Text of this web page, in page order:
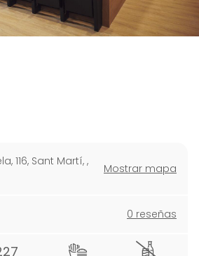
116, Sant Martí, ,
Mostrar mapa
0 reseñas